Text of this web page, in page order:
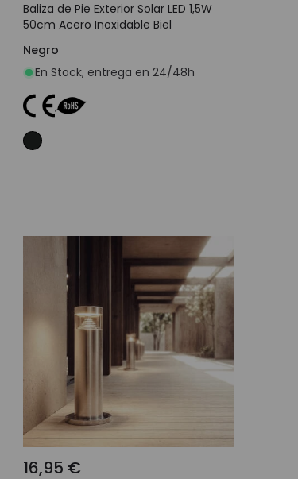
Baliza de Pie Exterior Solar LED 1,5W
50cm Acero Inoxidable Biel
Negro
En Stock, entrega en 24/48h
16,95 €